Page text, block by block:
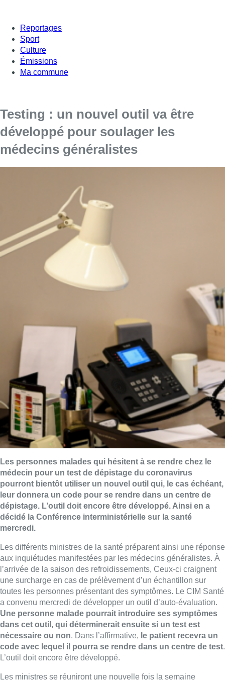
Reportages
Sport
Culture
Émissions
Ma commune
Testing : un nouvel outil va être
développé pour soulager les
médecins généralistes
Les personnes malades qui hésitent à se rendre chez le
médecin pour un test de dépistage du coronavirus
pourront bientôt utiliser un nouvel outil qui, le cas échéant,
leur donnera un code pour se rendre dans un centre de
dépistage. L’outil doit encore être développé. Ainsi en a
décidé la Conférence interministérielle sur la santé
mercredi.
Les différents ministres de la santé préparent ainsi une réponse
aux inquiétudes manifestées par les médecins généralistes. À
l’arrivée de la saison des refroidissements, Ceux-ci craignent
une surcharge en cas de prélèvement d’un échantillon sur
toutes les personnes présentant des symptômes. Le CIM Santé
a convenu mercredi de développer un outil d’auto-évaluation.
Une personne malade pourrait introduire ses symptômes
dans cet outil, qui déterminerait ensuite si un test est
nécessaire ou non. Dans l’affirmative, le patient recevra un
code avec lequel il pourra se rendre dans un centre de test.
L’outil doit encore être développé.
Les ministres se réuniront une nouvelle fois la semaine